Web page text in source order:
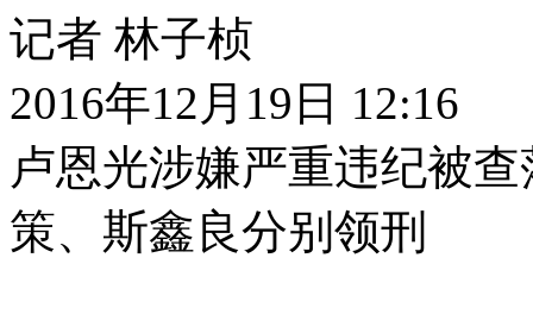
记者 林子桢
2016年12月19日 12:16
卢恩光涉嫌严重违纪被
策、斯鑫良分别领刑